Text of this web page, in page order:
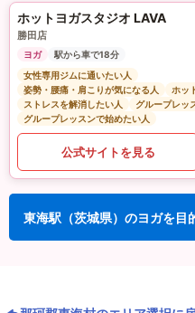
ホットヨガスタジオ LAVA
勝田店
ヨガ
駅から車で18分
女性専用ジムに通いたい人
姿勢・腰痛・肩こりが気になる人
ホッ
ストレスを解消したい人
グループレッ
グループレッスンで始めたい人
公式サイトを見る
東海駅（茨城県）のヨガを目